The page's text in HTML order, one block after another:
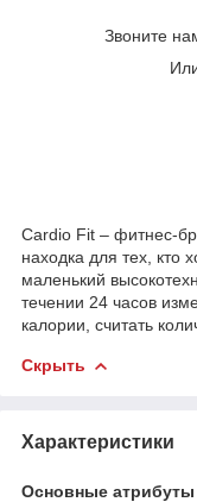
Звоните
Cardio Fit – фитнес-
находка для тех, кто
маленький
течении 24 часов
калории, считать
Скрыть
Характеристики
Основные атрибуты